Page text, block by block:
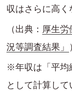
収はさらに高く
（出典： 厚生労
況等調査結果」
※年収は「平均
として計算して